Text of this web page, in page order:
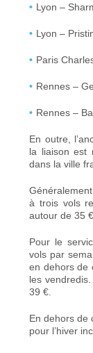
Lyon –
Lyon –
Paris
Rennes –
Rennes –
En outre,
la liaison est
dans la ville
à trois vols
autour de 35 €.
Pour le
vols par
en dehors de
les
39 €.
En dehors de
pour l’hiver